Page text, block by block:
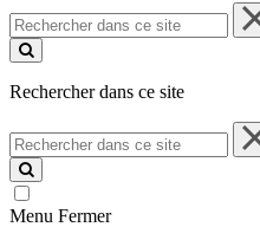
Rechercher
dans
ce
Rechercher dans ce site
Rechercher
dans
ce
site
Menu Fermer